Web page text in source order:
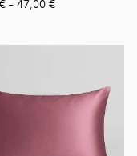
– 47,00 €